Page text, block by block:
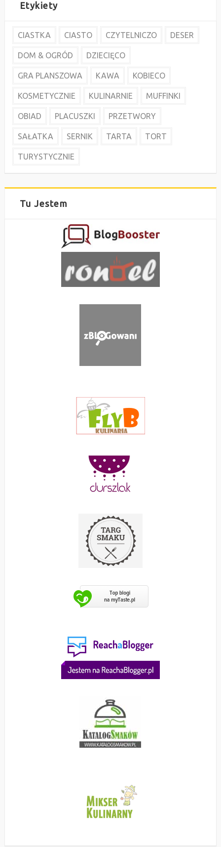
Etykiety
CIASTKA CIASTO CZYTELNICZO DESER
DOM & OGRÓD DZIECIĘCO
GRA PLANSZOWA KAWA KOBIECO
KOSMETYCZNIE KULINARNIE MUFFINKI
OBIAD PLACUSZKI PRZETWORY
SAŁATKA SERNIK TARTA TORT
TURYSTYCZNIE
Tu Jestem